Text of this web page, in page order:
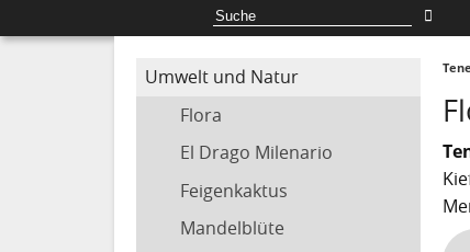
Umwelt und Natur
Flora
El Drago Milenario
Feigenkaktus
Mandelblüte